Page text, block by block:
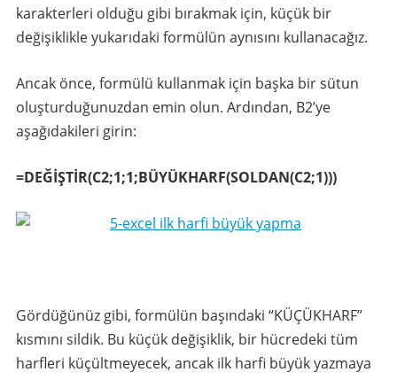
karakterleri olduğu gibi bırakmak için, küçük bir
değişiklikle yukarıdaki formülün aynısını kullanacağız.
Ancak önce, formülü kullanmak için başka bir sütun
oluşturduğunuzdan emin olun. Ardından, B2’ye
aşağıdakileri girin:
=DEĞİŞTİR(C2;1;1;BÜYÜKHARF(SOLDAN(C2;1)))
Gördüğünüz gibi, formülün başındaki “KÜÇÜKHARF”
kısmını sildik. Bu küçük değişiklik, bir hücredeki tüm
harfleri küçültmeyecek, ancak ilk harfi büyük yazmaya